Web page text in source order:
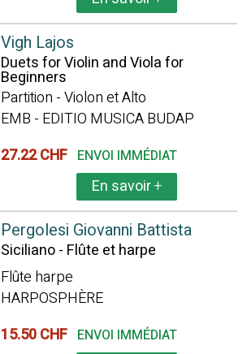
Vigh Lajos
Duets for Violin and Viola for
Beginners
Partition - Violon et Alto
EMB - EDITIO MUSICA BUDAP
27.22 CHF ENVOI IMMÉDIAT
En savoir+
Pergolesi Giovanni Battista
Siciliano - Flûte et harpe
Flûte harpe
HARPOSPHÈRE
15.50 CHF ENVOI IMMÉDIAT